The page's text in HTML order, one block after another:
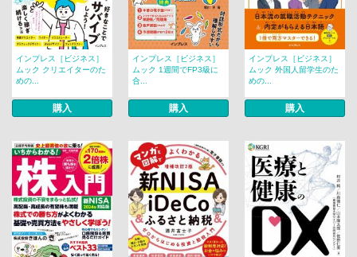
インプレス［ビジネス］
ムック クリエイターのた
めの...
購入
インプレス［ビジネス］
ムック 1週間でFP3級に
合...
購入
インプレス［ビジネス］
ムック 外国人留学生のた
めの...
購入